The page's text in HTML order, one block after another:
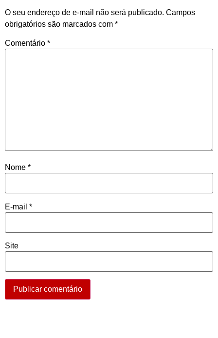
O seu endereço de e-mail não será publicado. Campos
obrigatórios são marcados com *
Comentário *
Nome *
E-mail *
Site